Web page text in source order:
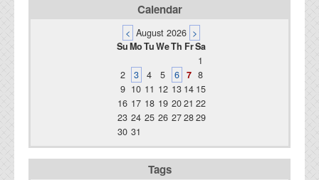
Calendar
< August 2026 >
SuMoTuWeTh FrSa
1
2
3 4 5 6 7 8
9 10 11 12 13 14 15
16 17 18 19 2021 22
23 24 25 26 272829
30 31
Tags